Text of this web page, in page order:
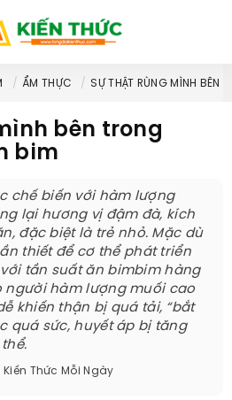
ẨM THỰC SỰ THẬT RÙNG MÌNH BÊN
bên trong
bim
chế biến với hàm lượng
lại hương vị đậm đà, kích
đặc biệt là trẻ nhỏ. Mặc dù
thiết để cơ thể phát triển
tần suất ăn bimbim hàng
người hàm lượng muối cao
khiến thận bị quá tải, “bắt
quá sức, huyết áp bị tăng
Kiến Thức Mỗi Ngày